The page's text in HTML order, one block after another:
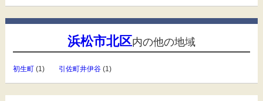
浜松市北区内の他の地域
初生町(1) 引佐町井伊谷(1)